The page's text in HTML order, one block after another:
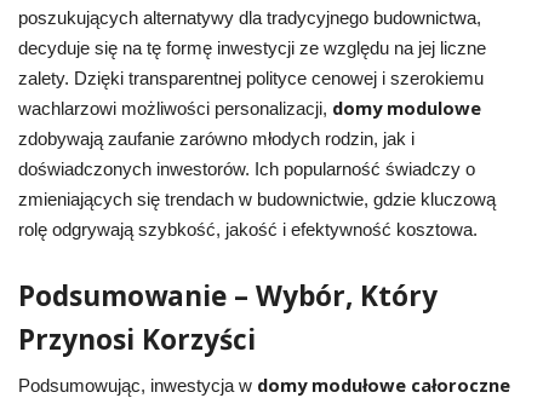
poszukujących alternatywy dla tradycyjnego budownictwa,
decyduje się na tę formę inwestycji ze względu na jej liczne
zalety. Dzięki transparentnej polityce cenowej i szerokiemu
wachlarzowi możliwości personalizacji, domy modulowe
zdobywają zaufanie zarówno młodych rodzin, jak i
doświadczonych inwestorów. Ich popularność świadczy o
zmieniających się trendach w budownictwie, gdzie kluczową
rolę odgrywają szybkość, jakość i efektywność kosztowa.
Podsumowanie – Wybór, Który
Przynosi Korzyści
Podsumowując, inwestycja w domy modułowe całoroczne